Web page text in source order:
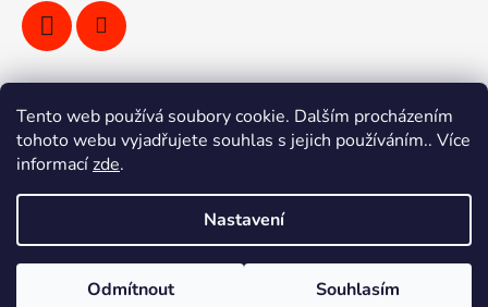
Tento web používá soubory cookie. Dalším procházením
tohoto webu vyjadřujete souhlas s jejich používáním.. Více
informacízde.
Nastavení
Odmítnout Souhlasím
Vyhledávání
Vytvořil Shoptet
Copyright 2026YOGI kola Ostrava. Všechna práva